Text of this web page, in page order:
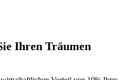
Ihren Träumen